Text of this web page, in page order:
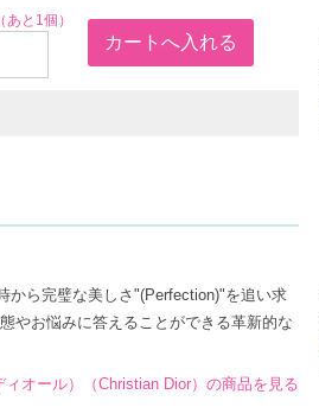
と1個）
から完璧な美しさ"(Perfection)"を追い求
やお悩みに答えることができる革新的な
オール）（Christian Dior）の商品を見る